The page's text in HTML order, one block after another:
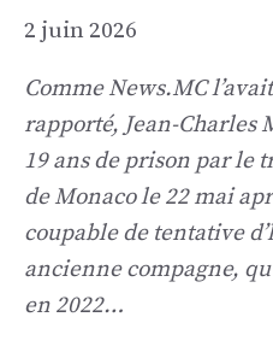
2 juin 2026
Comme News.MC
rapporté, Jean-Charles
19 ans de prison par
de Monaco le 22 mai
coupable de tentative
ancienne compagne,
en 2022…